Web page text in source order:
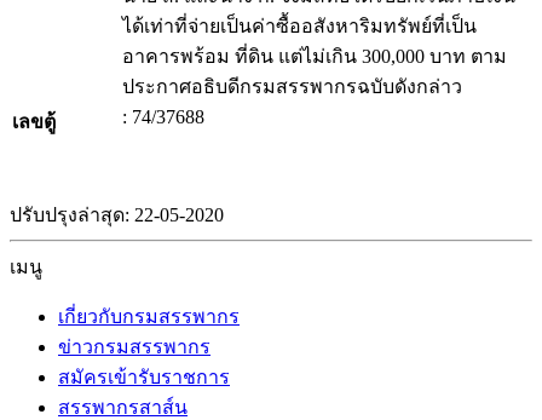
ได้เท่าที่จ่ายเป็นค่าซื้ออสังหาริมทรัพย์ที่เป็น
อาคารพร้อม ที่ดิน แต่ไม่เกิน 300,000 บาท ตาม
ประกาศอธิบดีกรมสรรพากรฉบับดังกล่าว
เลขตู้
: 74/37688
ปรับปรุงล่าสุด: 22-05-2020
เมนู
เกี่ยวกับกรมสรรพากร
ข่าวกรมสรรพากร
สมัครเข้ารับราชการ
สรรพากรสาส์น